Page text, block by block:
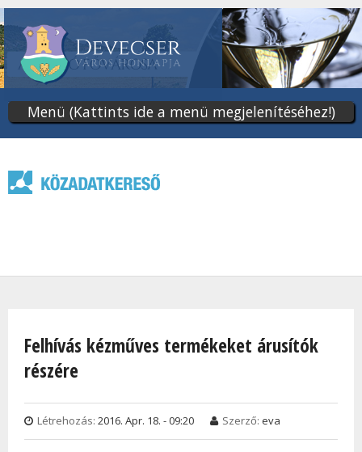
tartalomra
Menü (Kattints ide a menü megjelenítéséhez!)
Felhívás kézműves termékeket árusítók
részére
Létrehozás: 2016. Apr. 18. - 09:20 Szerző: eva